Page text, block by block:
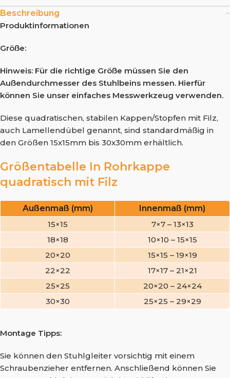
Beschreibung
Produktinformationen
Größe:
Hinweis: Für die richtige Größe müssen Sie den
Außendurchmesser des Stuhlbeins messen. Hierfür
können Sie unser einfaches Messwerkzeug verwenden.
Diese quadratischen, stabilen Kappen/Stopfen mit Filz,
auch Lamellendübel genannt, sind standardmäßig in
den Größen 15x15mm bis 30x30mm erhältlich.
Größentabelle In Rohrkappe
quadratisch mit Filz
Außenmaß (mm)
Innenmaß (mm)
15×15
7×7 – 13×13
18×18
10×10 – 15×15
20×20
15×15 – 19×19
22×22
17×17 – 21×21
25×25
20×20 – 24×24
30×30
25×25 – 29×29
Montage Tipps:
Sie können den Stuhlgleiter vorsichtig mit einem
Schraubenzieher entfernen. Anschließend können Sie